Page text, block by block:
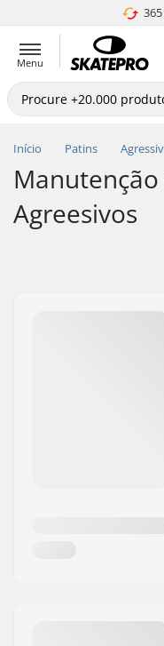
Menu
Início Patins
Agreesivos